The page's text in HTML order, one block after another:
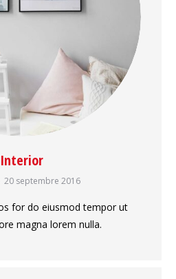
Interior
20 septembre 2016
for do eiusmod tempor ut
magna lorem nulla.